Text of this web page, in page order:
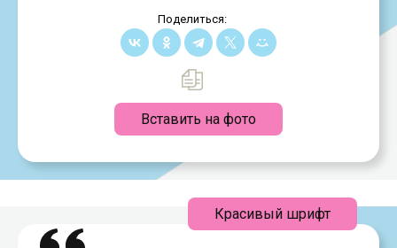
Поделиться:
Вставить на фото
Красивый шрифт